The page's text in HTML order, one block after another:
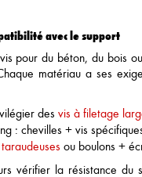
avec le support
pour du béton, du bois
matériau a ses
des vis à filetage
: chevilles + vis
ou boulons +
vérifier la résistance du